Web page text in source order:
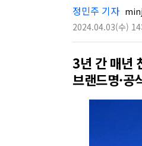
정민주 기자
2024.04.03(수)
3년 간 매년
브랜드명·공